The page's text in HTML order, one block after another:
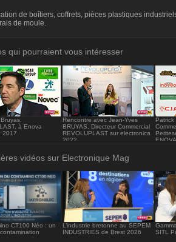
iframe>
de boîtiers, coffrets, pièces plastiques
de moule.
qui pourraient vous intéresser
à Enova
2017
Rencontre avec Jean-Yves
BRUYAS, Directeur Commercial
REVOLUPLAST sur electronica
2022
Patrick
vidéos sur Electronique Mag
CT100 Néo : un
L’industrie bretonne au SEPEM
INDUSTRIES de Brest 2026
SITL